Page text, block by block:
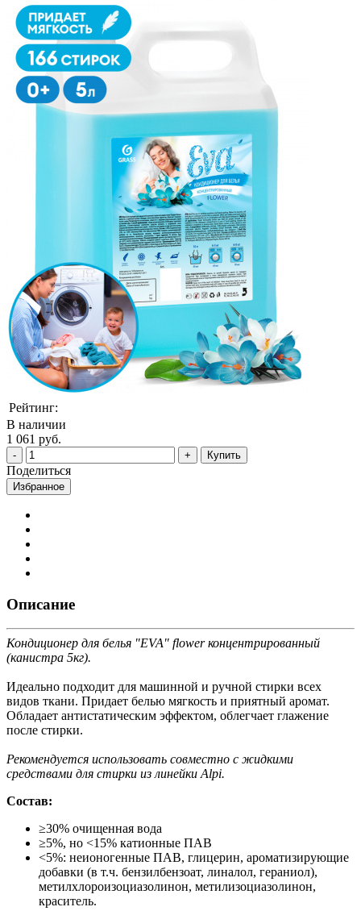
Рейтинг:
В наличии
1 061 руб.
Купить
Поделиться
Избранное
Описание
Кондиционер для белья "EVA" flower концентрированный
(канистра 5кг).
Идеально подходит для машинной и ручной стирки всех
видов ткани. Придает белью мягкость и приятный аромат.
Обладает антистатическим эффектом, облегчает глажение
после стирки.
Рекомендуется использовать совместно с жидкими
средствами для стирки из линейки Alpi.
Состав:
≥30% очищенная вода
≥5%, но <15% катионные ПАВ
<5%: неионогенные ПАВ, глицерин, ароматизирующие
добавки (в т.ч. бензилбензоат, линалол, гераниол),
метилхлороизоциазолинон, метилизоциазолинон,
краситель.